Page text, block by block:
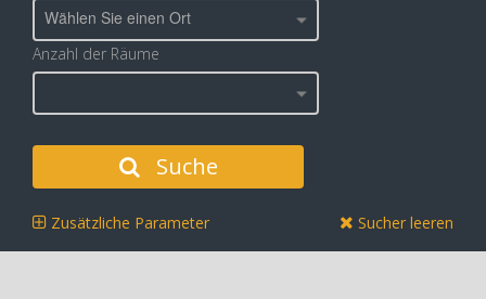
Wählen Sie einen Ort
Anzahl der Räume
Suche
Zusätzliche Parameter Sucher leeren